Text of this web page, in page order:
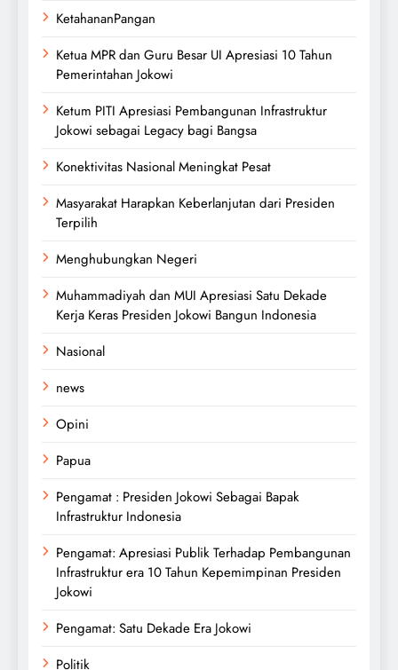
KetahananPangan
Ketua MPR dan Guru Besar UI Apresiasi 10 Tahun
Pemerintahan Jokowi
Ketum PITI Apresiasi Pembangunan Infrastruktur
Jokowi sebagai Legacy bagi Bangsa
Konektivitas Nasional Meningkat Pesat
Masyarakat Harapkan Keberlanjutan dari Presiden
Terpilih
Menghubungkan Negeri
Muhammadiyah dan MUI Apresiasi Satu Dekade
Kerja Keras Presiden Jokowi Bangun Indonesia
Nasional
news
Opini
Papua
Pengamat : Presiden Jokowi Sebagai Bapak
Infrastruktur Indonesia
Pengamat: Apresiasi Publik Terhadap Pembangunan
Infrastruktur era 10 Tahun Kepemimpinan Presiden
Jokowi
Pengamat: Satu Dekade Era Jokowi
Politik